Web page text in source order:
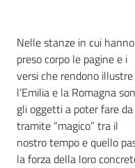
Leggi
Atti
Bandi
Piani
Programmi
Nelle stanze in cui hanno
preso corpo le pagine e i
versi che rendono illustre
l’Emilia e la Romagna
gli oggetti a poter fare da
tramite “magico” tra il
nostro tempo e quello
la forza della loro